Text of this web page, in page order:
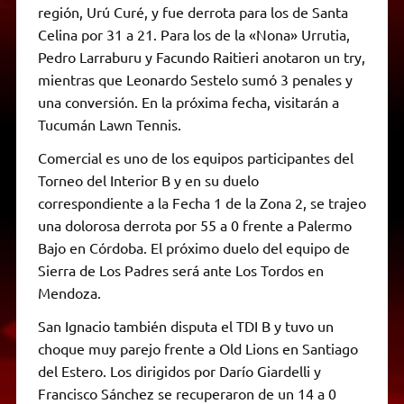
región, Urú Curé, y fue derrota para los de Santa
Celina por 31 a 21. Para los de la «Nona» Urrutia,
Pedro Larraburu y Facundo Raitieri anotaron un try,
mientras que Leonardo Sestelo sumó 3 penales y
una conversión. En la próxima fecha, visitarán a
Tucumán Lawn Tennis.
Comercial es uno de los equipos participantes del
Torneo del Interior B y en su duelo
correspondiente a la Fecha 1 de la Zona 2, se trajeo
una dolorosa derrota por 55 a 0 frente a Palermo
Bajo en Córdoba. El próximo duelo del equipo de
Sierra de Los Padres será ante Los Tordos en
Mendoza.
San Ignacio también disputa el TDI B y tuvo un
choque muy parejo frente a Old Lions en Santiago
del Estero. Los dirigidos por Darío Giardelli y
Francisco Sánchez se recuperaron de un 14 a 0